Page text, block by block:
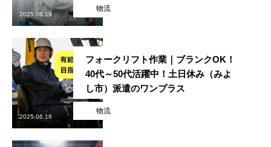
物流
2025.06.19
物流
フォークリフト作業｜ブランクOK！
40代～50代活躍中！土日休み（みよ
し市）派遣のワンプラス
2025.06.18